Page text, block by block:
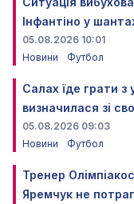
Інфантіно у
05.08.2026 10:01
Новини
Футбол
Салах їде грати з
визначилася зі
05.08.2026 09:03
Новини
Футбол
Тренер
Яремчук не